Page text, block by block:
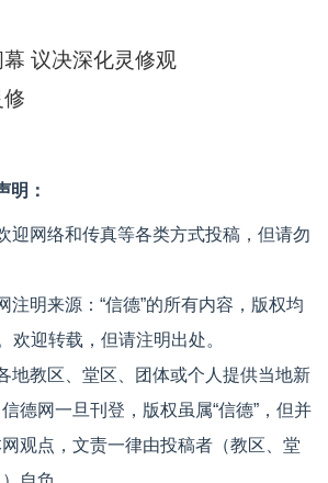
议决深化灵修观
明：
迎网络和传真等各类方式投稿，但请勿
注明来源：“信德”的所有内容，版权均
欢迎转载，但请注明出处。
地教区、堂区、团体或个人提供当地新
德网一旦刊登，版权虽属“信德”，但并
观点，文责一律由投稿者（教区、堂